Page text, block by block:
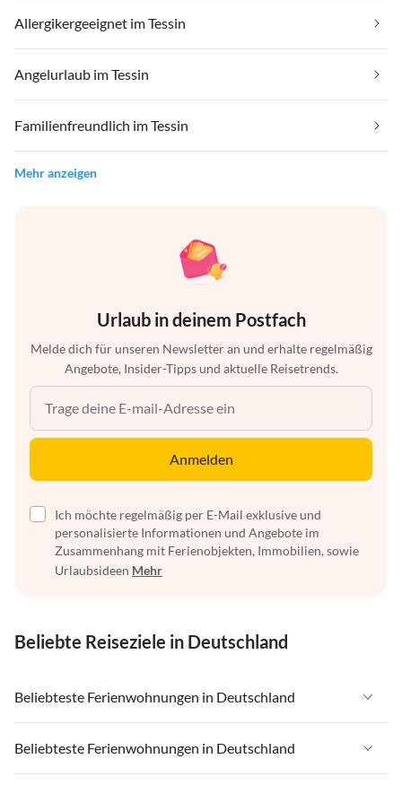
Allergikergeeignet im Tessin
Angelurlaub im Tessin
Familienfreundlich im Tessin
Mehr anzeigen
Urlaub in deinem Postfach
Melde dich für unseren Newsletter an und erhalte regelmäßig
Angebote, Insider-Tipps und aktuelle Reisetrends.
Anmelden
Ich möchte regelmäßig per E-Mail exklusive und
personalisierte Informationen und Angebote im
Zusammenhang mit Ferienobjekten, Immobilien, sowie
Urlaubsideen Mehr
Beliebte Reiseziele in Deutschland
Beliebteste Ferienwohnungen in Deutschland
Ferienwohnungen in Deutschland
Ferienwohnungen in Ostsee
Beliebteste Ferienwohnungen in Deutschland